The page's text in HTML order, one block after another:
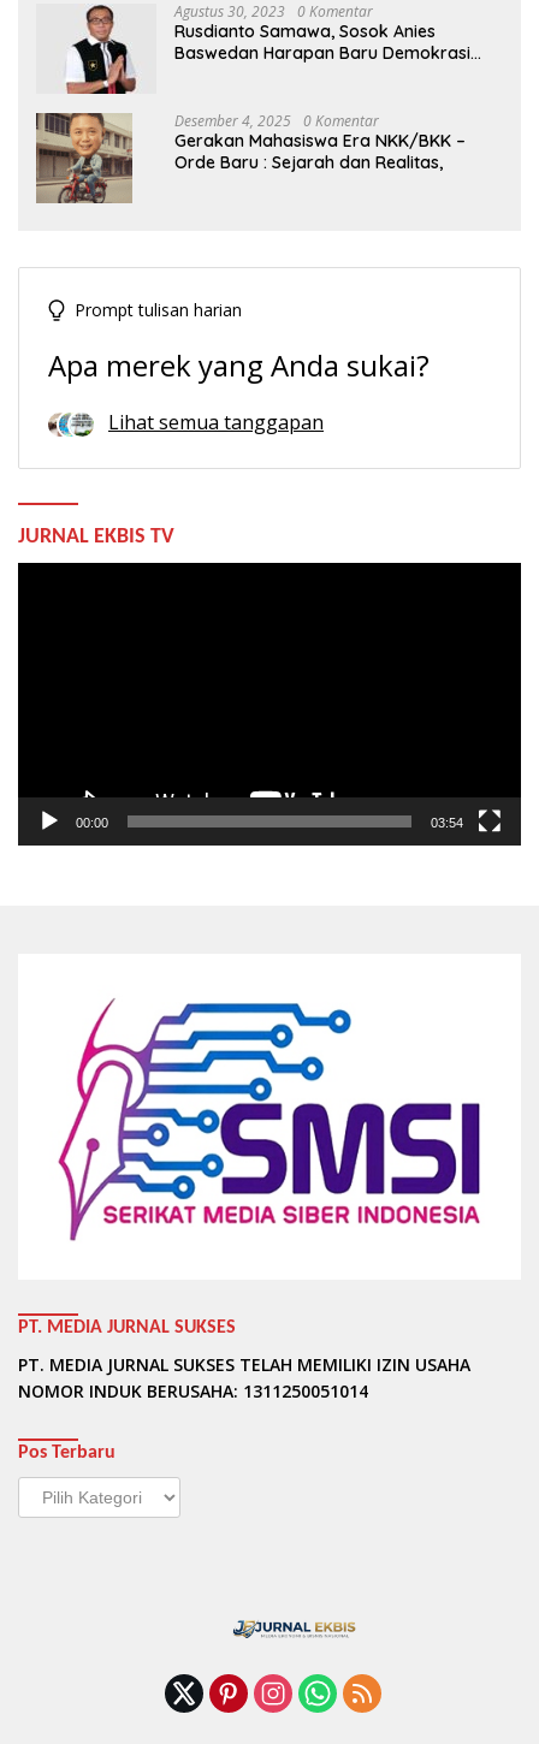
Agustus 30, 2023 0 Komentar
Rusdianto Samawa, Sosok Anies
Baswedan Harapan Baru Demokrasi
Desember 4, 2025 0 Komentar
Gerakan Mahasiswa Era NKK/BKK –
Orde Baru : Sejarah dan Realitas,
Prompt tulisan harian
Apa merek yang Anda sukai?
Lihat semua tanggapan
JURNAL EKBIS TV
00:00 03:54
PT. MEDIA JURNAL SUKSES
PT. MEDIA JURNAL SUKSES TELAH MEMILIKI IZIN USAHA
NOMOR INDUK BERUSAHA: 1311250051014
Pos Terbaru
Pos
Terbaru